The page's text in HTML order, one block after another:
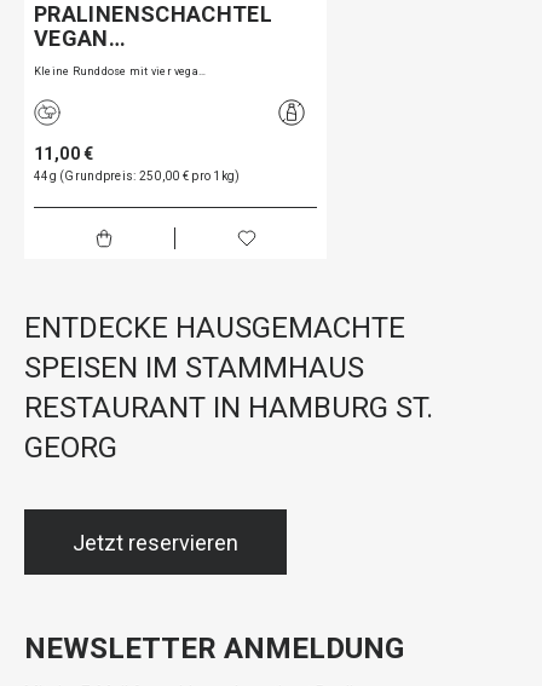
PRALINENSCHACHTEL
VEGAN…
Kleine Runddose mit vier vega…
11,00 €
44g (Grundpreis: 250,00 € pro 1kg)
ENTDECKE HAUSGEMACHTE
SPEISEN IM STAMMHAUS
RESTAURANT IN HAMBURG ST.
GEORG
Jetzt reservieren
NEWSLETTER ANMELDUNG